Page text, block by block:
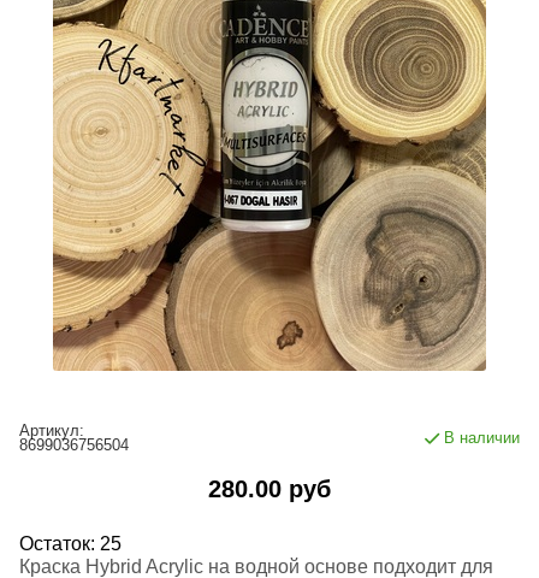
Артикул:
8699036756504
В наличии
280.00 руб
Остаток: 25
Краска Hybrid Acrylic на водной основе подходит для